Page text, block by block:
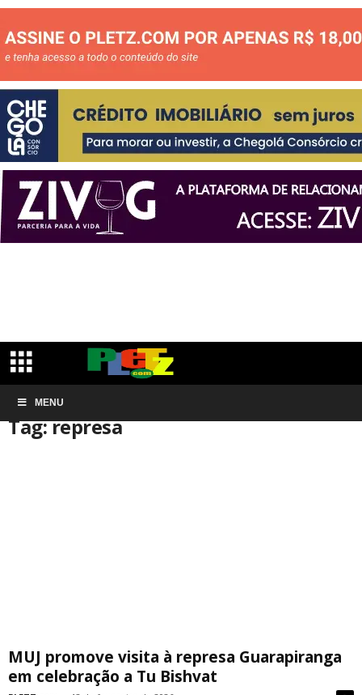
MENU
Início Tags
Tag: represa
MUJ promove visita à represa Guarapiranga
em celebração a Tu Bishvat